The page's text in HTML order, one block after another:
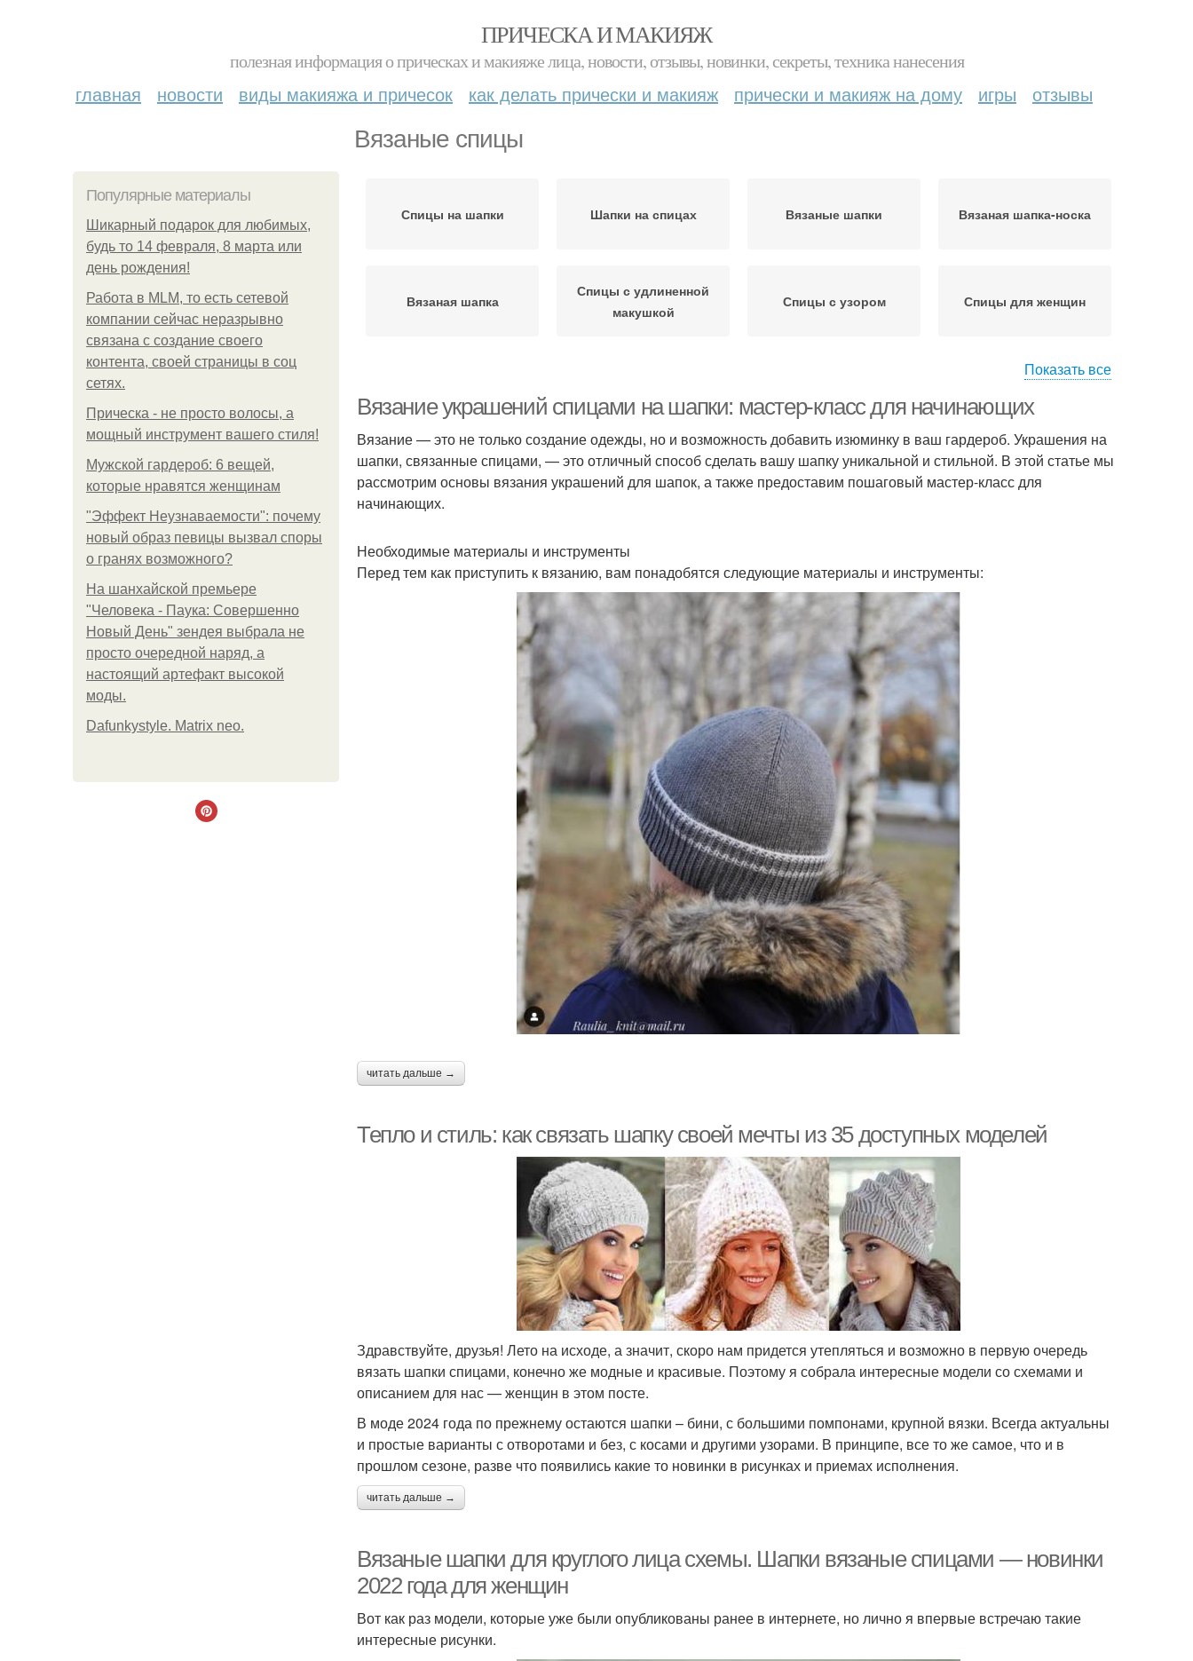
ПРИЧЕСКА И МАКИЯЖ
полезная информация о прическах и макияже лица, новости, отзывы, новинки, секреты, техника нанесения
главная новости виды макияжа и причесок как делать прически и макияж прически и макияж на дому игры отзывы
Вязаные спицы
Популярные материалы
Шикарный подарок для любимых,
будь то 14 февраля, 8 марта или
день рождения!
Работа в MLM, то есть сетевой
компании сейчас неразрывно
связана с создание своего
контента, своей страницы в соц
сетях.
Прическа - не просто волосы, а
мощный инструмент вашего стиля!
Мужской гардероб: 6 вещей,
которые нравятся женщинам
"Эффект Неузнаваемости": почему
новый образ певицы вызвал споры
о гранях возможного?
На шанхайской премьере
"Человека - Паука: Совершенно
Новый День" зендея выбрала не
просто очередной наряд, а
настоящий артефакт высокой
моды.
Dafunkystyle. Matrix neo.
Спицы на шапки Шапки на спицах Вязаные шапки Вязаная шапка-носка
Вязаная шапка
Спицы с удлиненной
макушкой
Спицы с узором Спицы для женщин
пошагово
Спицы в пошаговом
мастер-классе
Показать все
Вязание украшений спицами на шапки: мастер-класс для начинающих
Вязание — это не только создание одежды, но и возможность добавить изюминку в ваш гардероб. Украшения на
шапки, связанные спицами, — это отличный способ сделать вашу шапку уникальной и стильной. В этой статье мы
рассмотрим основы вязания украшений для шапок, а также предоставим пошаговый мастер-класс для
начинающих.
Необходимые материалы и инструменты
Перед тем как приступить к вязанию, вам понадобятся следующие материалы и инструменты:
читать дальше →
Тепло и стиль: как связать шапку своей мечты из 35 доступных моделей
Здравствуйте, друзья! Лето на исходе, а значит, скоро нам придется утепляться и возможно в первую очередь
вязать шапки спицами, конечно же модные и красивые. Поэтому я собрала интересные модели со схемами и
описанием для нас — женщин в этом посте.
В моде 2024 года по прежнему остаются шапки – бини, с большими помпонами, крупной вязки. Всегда актуальны
и простые варианты с отворотами и без, с косами и другими узорами. В принципе, все то же самое, что и в
прошлом сезоне, разве что появились какие то новинки в рисунках и приемах исполнения.
читать дальше →
Вязаные шапки для круглого лица схемы. Шапки вязаные спицами — новинки
2022 года для женщин
Вот как раз модели, которые уже были опубликованы ранее в интернете, но лично я впервые встречаю такие
интересные рисунки.